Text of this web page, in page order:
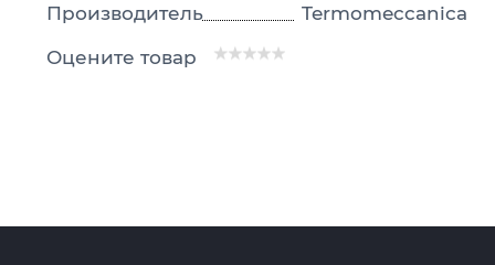
Производитель
Termomeccanica
Оцените товар